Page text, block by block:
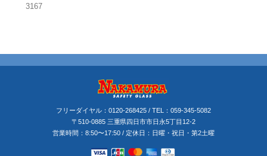
3167
フリーダイヤル：0120-268425 / TEL： 059-345-5082
〒510-0885 三重県四日市市日永5丁目12-2
営業時間：8:50〜17:50 / 定休日：日曜・祝日・第2土曜